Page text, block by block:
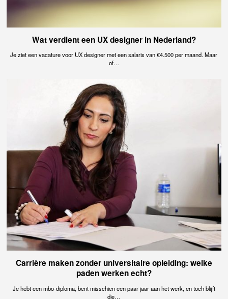
Wat verdient een UX designer in Nederland?
Je ziet een vacature voor UX designer met een salaris van €4.500 per maand. Maar
of…
Carrière maken zonder universitaire opleiding: welke
paden werken echt?
Je hebt een mbo-diploma, bent misschien een paar jaar aan het werk, en toch blijft
die…